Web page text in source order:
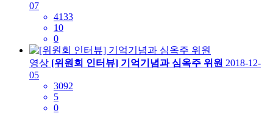
07
4133
10
0
영상 [위원회 인터뷰] 기억기념과 심옥주 위원 2018-12-
05
3092
5
0